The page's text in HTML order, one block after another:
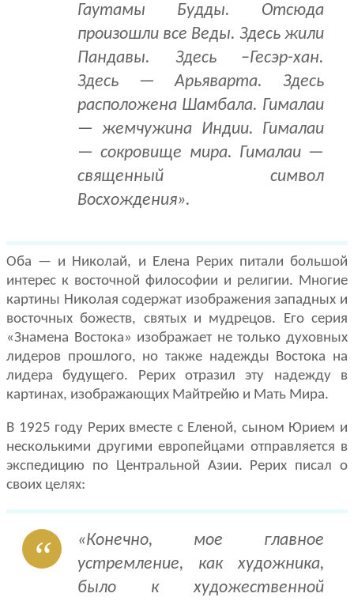
Гаутамы Будды. Отсюда
произошли все Веды. Здесь жили
Пандавы. Здесь –Гесэр-хан.
Здесь — Арьяварта. Здесь
расположена Шамбала. Гималаи
— жемчужина Индии. Гималаи
— сокровище мира. Гималаи —
священный символ
Восхождения».
Оба — и Николай, и Елена Рерих питали большой
интерес к восточной философии и ре­лигии. Многие
картины Николая содержат изображения западных и
восточных божеств, святых и мудрецов. Его серия
«Знамена Восто­ка» изображает не только духовных
лидеров прошлого, но также надежды Востока на
лидера будущего. Рерих отразил эту надежду в
картинах, изображающих Майт­рейю и Мать Мира.
В 1925 году Рерих вместе с Еленой, сыном Юрием и
несколькими другими европейцами отправляется в
экспедицию по Центральной Азии. Рерих писал о
своих целях:
«Конечно, мое главное
устремление, как художни­ка,
было к художественной